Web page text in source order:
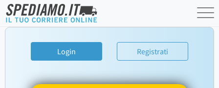
Login Registrati